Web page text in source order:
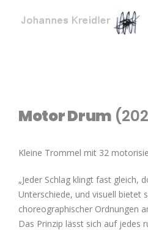
Motor Drum
Kleine Trommel mit 32
„Jeder Schlag klingt fast gleich,
Unterschiede, und visuell bietet
choreographischer Ordnungen
Das Prinzip lässt sich auf jedes